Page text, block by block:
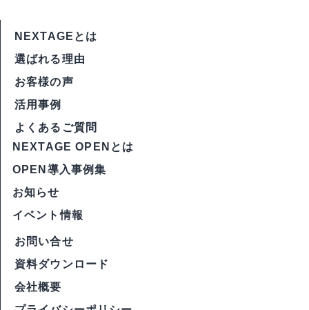
NEXTAGEとは
選ばれる理由
お客様の声
活用事例
よくあるご質問
NEXTAGE OPENとは
OPEN導入事例集
お知らせ
イベント情報
お問い合せ
資料ダウンロード
会社概要